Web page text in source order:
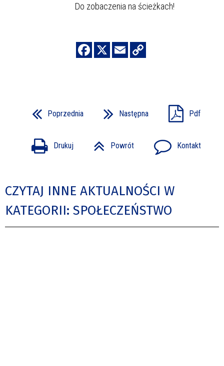
Do zobaczenia na ścieżkach!
Poprzednia Następna Pdf
Drukuj Powrót Kontakt
CZYTAJ INNE AKTUALNOŚCI W
KATEGORII: SPOŁECZEŃSTWO